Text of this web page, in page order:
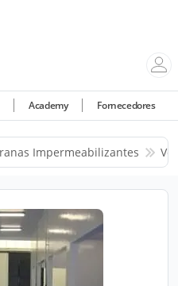
Academy Fornecedores
Impermeabilizantes